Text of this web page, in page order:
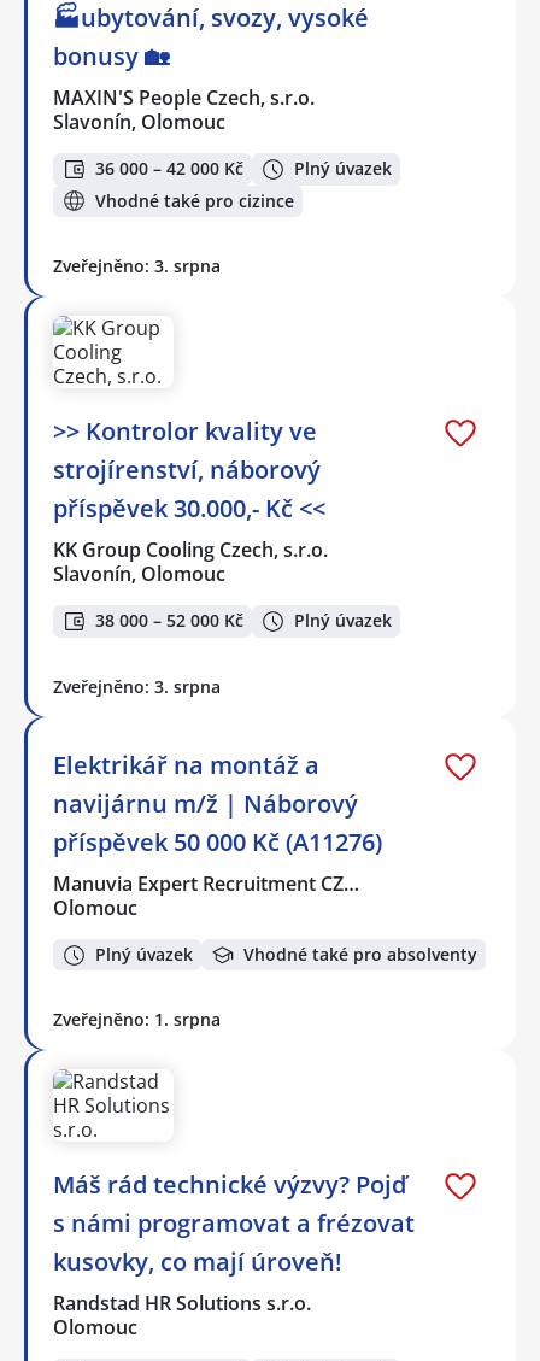
🏭ubytování, svozy, vysoké
bonusy 🏡
MAXIN'S People Czech, s.r.o.
Slavonín, Olomouc
36 000 – 42 000 Kč
Plný úvazek
Vhodné také pro cizince
Zveřejněno: 3. srpna
>> Kontrolor kvality ve
strojírenství, náborový
příspěvek 30.000,- Kč <<
KK Group Cooling Czech, s.r.o.
Slavonín, Olomouc
38 000 – 52 000 Kč Plný úvazek
Zveřejněno: 3. srpna
Elektrikář na montáž a
navijárnu m/ž | Náborový
příspěvek 50 000 Kč (A11276)
Manuvia Expert Recruitment CZ…
Olomouc
Plný úvazek Vhodné také pro absolventy
Zveřejněno: 1. srpna
Máš rád technické výzvy? Pojď
s námi programovat a frézovat
kusovky, co mají úroveň!
Randstad HR Solutions s.r.o.
Olomouc